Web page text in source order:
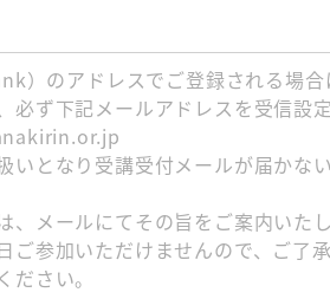
のアドレスでご登録される場合
ず下記メールアドレスを受信設定
いとなり受講受付メールが届かな
メールにてその旨をご案内いたし
参加いただけませんので、ご了承
ださい。